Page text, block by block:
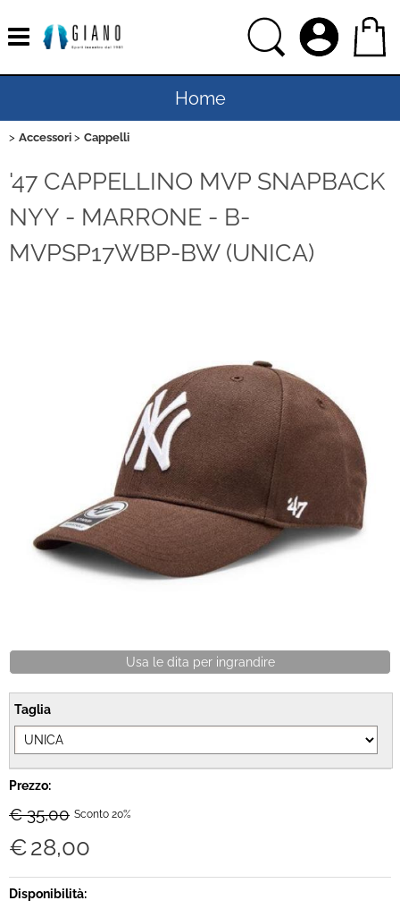
Home
Donna
Bambino
Ciclismo
Brand
Contatti
Accessori Cappelli
'47 CAPPELLINO MVP SNAPBACK
NYY - MARRONE - B-
MVPSP17WBP-BW (UNICA)
Usa le dita per ingrandire
Taglia
Prezzo:
€ 35,00 Sconto 20%
€28,00
Disponibilità: